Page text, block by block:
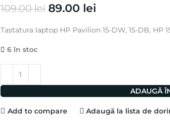
109.00lei 89.00 lei
Tastatura laptop HP Pavilion 15-DW, 15-DB, HP
6 în stoc
ADAUGĂ
Add to compare Adaugă la lista de